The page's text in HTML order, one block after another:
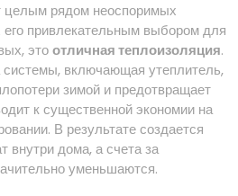
рядом неоспоримых
привлекательным выбором для
этоотличная теплоизоляция.
системы, включающая утеплитель,
зимой и предотвращает
к существенной экономии на
В результате создается
внутри дома, а счета за
уменьшаются.